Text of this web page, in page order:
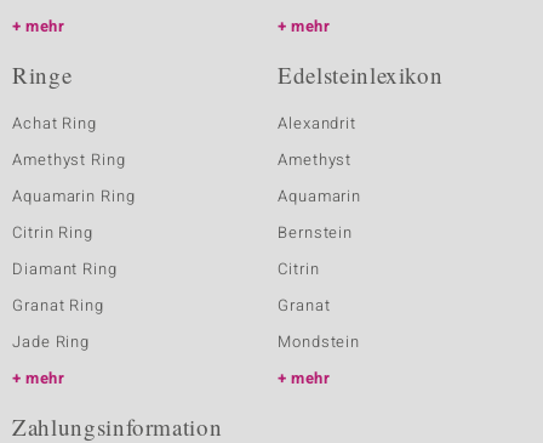
mehr
mehr
Ringe
Achat Ring
Amethyst Ring
Aquamarin Ring
Citrin Ring
Diamant Ring
Granat Ring
Jade Ring
mehr
Edelsteinlexikon
Alexandrit
Amethyst
Aquamarin
Bernstein
Citrin
Granat
Mondstein
mehr
Zahlungsinformation